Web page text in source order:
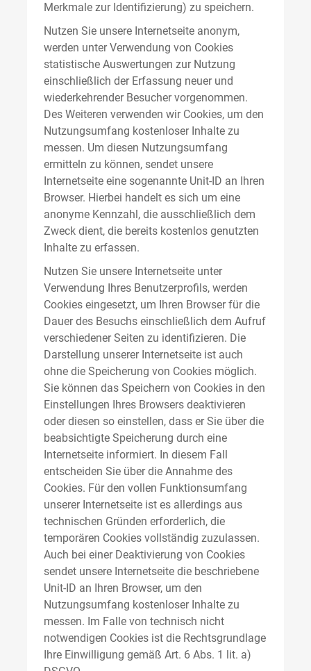
Merkmale zur Identifizierung) zu speichern.
Nutzen Sie unsere Internetseite anonym,
werden unter Verwendung von Cookies
statistische Auswertungen zur Nutzung
einschließlich der Erfassung neuer und
wiederkehrender Besucher vorgenommen.
Des Weiteren verwenden wir Cookies, um den
Nutzungsumfang kostenloser Inhalte zu
messen. Um diesen Nutzungsumfang
ermitteln zu können, sendet unsere
Internetseite eine sogenannte Unit-ID an Ihren
Browser. Hierbei handelt es sich um eine
anonyme Kennzahl, die ausschließlich dem
Zweck dient, die bereits kostenlos genutzten
Inhalte zu erfassen.
Nutzen Sie unsere Internetseite unter
Verwendung Ihres Benutzerprofils, werden
Cookies eingesetzt, um Ihren Browser für die
Dauer des Besuchs einschließlich dem Aufruf
verschiedener Seiten zu identifizieren. Die
Darstellung unserer Internetseite ist auch
ohne die Speicherung von Cookies möglich.
Sie können das Speichern von Cookies in den
Einstellungen Ihres Browsers deaktivieren
oder diesen so einstellen, dass er Sie über die
beabsichtigte Speicherung durch eine
Internetseite informiert. In diesem Fall
entscheiden Sie über die Annahme des
Cookies. Für den vollen Funktionsumfang
unserer Internetseite ist es allerdings aus
technischen Gründen erforderlich, die
temporären Cookies vollständig zuzulassen.
Auch bei einer Deaktivierung von Cookies
sendet unsere Internetseite die beschriebene
Unit-ID an Ihren Browser, um den
Nutzungsumfang kostenloser Inhalte zu
messen. Im Falle von technisch nicht
notwendigen Cookies ist die Rechtsgrundlage
Ihre Einwilligung gemäß Art. 6 Abs. 1 lit. a)